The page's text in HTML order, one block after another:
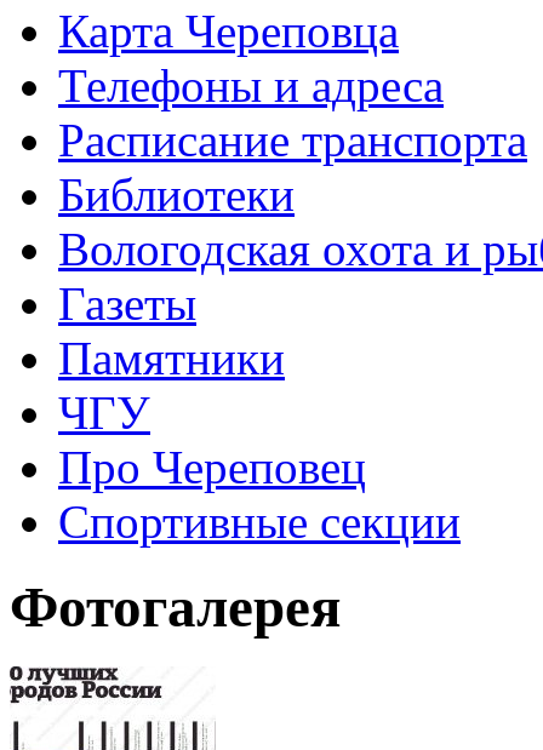
Карта Череповца
Телефоны и адреса
Расписание транспорта
Библиотеки
Вологодская охота и
Газеты
Памятники
ЧГУ
Про Череповец
Спортивные секции
Фотогалерея